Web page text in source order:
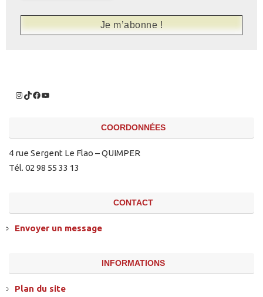
COORDONNÉES
4 rue Sergent Le Flao – QUIMPER
Tél. 02 98 55 33 13
CONTACT
Envoyer un message
INFORMATIONS
Plan du site